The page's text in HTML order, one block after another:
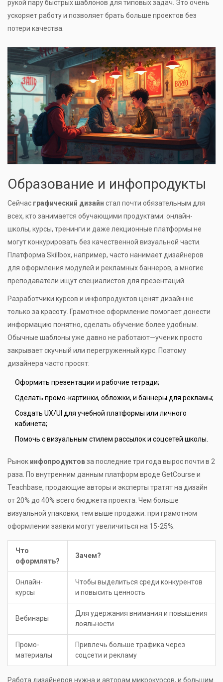
рукой пару быстрых шаблонов для типовых задач. Это очень
ускоряет работу и позволяет брать больше проектов без
потери качества.
Образование и инфопродукты
Сейчас графический дизайн стал почти обязательным для
всех, кто занимается обучающими продуктами: онлайн-
школы, курсы, тренинги и даже лекционные платформы не
могут конкурировать без качественной визуальной части.
Платформа Skillbox, например, часто нанимает дизайнеров
для оформления модулей и рекламных баннеров, а многие
преподаватели ищут специалистов для презентаций.
Разработчики курсов и инфопродуктов ценят дизайн не
только за красоту. Грамотное оформление помогает донести
информацию понятно, сделать обучение более удобным.
Обычные шаблоны уже давно не работают—ученик просто
закрывает скучный или перегруженный курс. Поэтому
дизайнера часто просят:
Оформить презентации и рабочие тетради;
Сделать промо-картинки, обложки, и баннеры для рекламы;
Создать UX/UI для учебной платформы или личного
кабинета;
Помочь с визуальным стилем рассылок и соцсетей школы.
Рынок инфопродуктовза последние три года вырос почти в 2
раза. По внутренним данным платформ вроде GetCourse и
Teachbase, продающие авторы и эксперты тратят на дизайн
от 20% до 40% всего бюджета проекта. Чем больше
визуальной упаковки, тем выше продажи: при грамотном
оформлении заявки могут увеличиться на 15-25%.
Что
оформлять?
Зачем?
Онлайн-
курсы
Чтобы выделиться среди конкурентов
и повысить ценность
Вебинары
Для удержания внимания и повышения
лояльности
Промо-
материалы
Привлечь больше трафика через
соцсети и рекламу
Работа дизайнеров нужна и авторам микрокурсов, и большим